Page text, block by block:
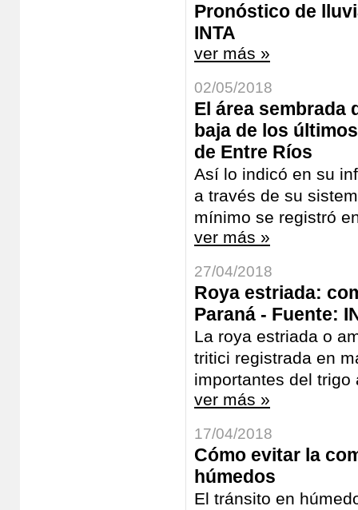
Pronóstico de
INTA
ver más »
02/05/2018
El área sembrada
baja de los
de Entre Ríos
Así lo indicó en su
a través de su
mínimo se registró
ver más »
27/04/2018
Roya estriada:
Paraná - Fuente:
La roya estriada o
tritici registrada en
importantes del trigo
ver más »
17/04/2018
Cómo evitar la
húmedos
El tránsito en